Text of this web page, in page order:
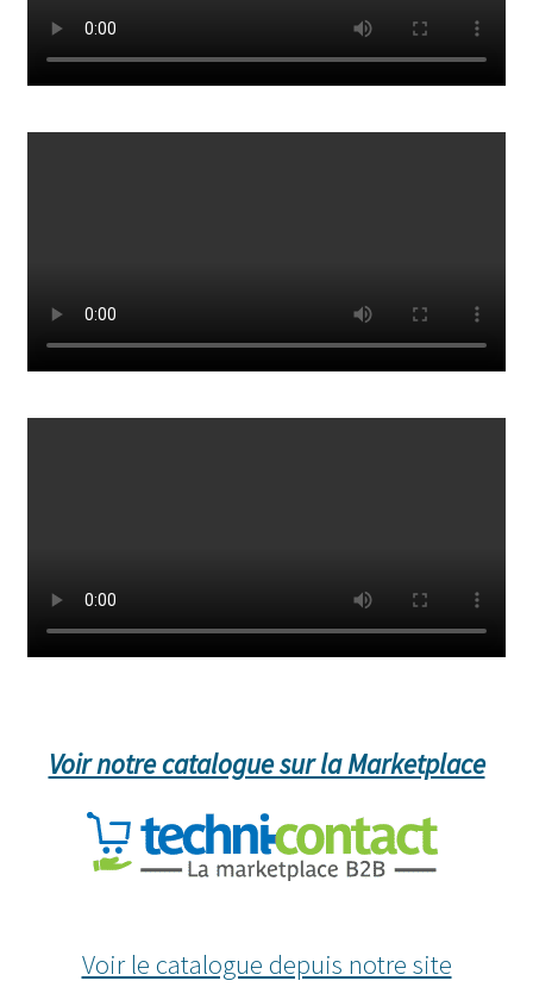
Voir notre catalogue sur la Marketplace
Voir le catalogue depuis notre site